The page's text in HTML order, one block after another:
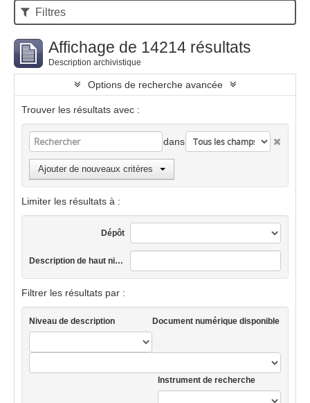
Filtres
Affichage de 14214 résultats
Description archivistique
Options de recherche avancée
Trouver les résultats avec :
dans
Ajouter de nouveaux critères
Limiter les résultats à :
Dépôt
Description de haut niveau
Filtrer les résultats par :
Niveau de description Document numérique disponible
Instrument de recherche